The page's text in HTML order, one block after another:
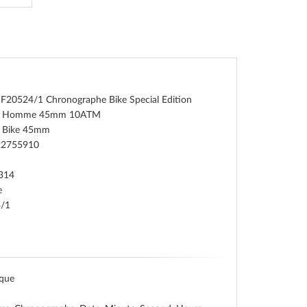
F20524/1 Chronographe Bike Special Edition
45mm 10ATM
45mm
1